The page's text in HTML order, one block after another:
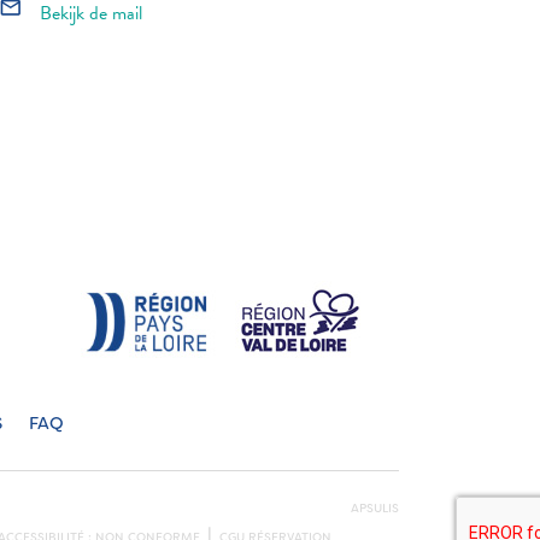
mail_outline Bekijk de mail
FAQ
APSULIS